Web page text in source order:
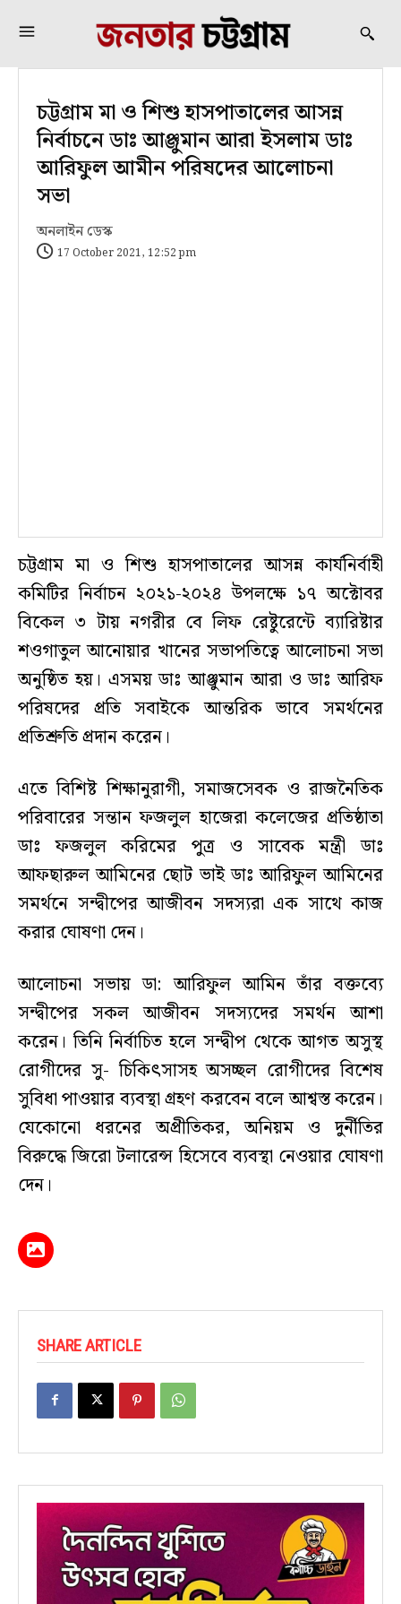
চট্টগ্রাম মা ও শিশু হাসপাতালের আসন্ন
নির্বাচনে ডাঃ আঞ্জুমান আরা ইসলাম ডাঃ
আরিফুল আমীন পরিষদের আলোচনা
সভা
অনলাইন ডেস্ক
17 October 2021, 12:52 pm
চট্টগ্রাম মা ও শিশু হাসপাতালের আসন্ন কার্যনির্বাহী
কমিটির নির্বাচন ২০২১-২০২৪ উপলক্ষে ১৭ অক্টোবর
বিকেল ৩ টায় নগরীর বে লিফ রেষ্টুরেন্টে ব্যারিষ্টার
শওগাতুল আনোয়ার খানের সভাপতিত্বে আলোচনা সভা
অনুষ্ঠিত হয়। এসময় ডাঃ আঞ্জুমান আরা ও ডাঃ আরিফ
পরিষদের প্রতি সবাইকে আন্তরিক ভাবে সমর্থনের
প্রতিশ্রুতি প্রদান করেন।
এতে বিশিষ্ট শিক্ষানুরাগী, সমাজসেবক ও রাজনৈতিক
পরিবারের সন্তান ফজলুল হাজেরা কলেজের প্রতিষ্ঠাতা
ডাঃ ফজলুল করিমের পুত্র ও সাবেক মন্ত্রী ডাঃ
আফছারুল আমিনের ছোট ভাই ডাঃ আরিফুল আমিনের
সমর্থনে সন্দ্বীপের আজীবন সদস্যরা এক সাথে কাজ
করার ঘোষণা দেন।
আলোচনা সভায় ডা: আরিফুল আমিন তাঁর বক্তব্যে
সন্দ্বীপের সকল আজীবন সদস্যদের সমর্থন আশা
করেন। তিনি নির্বাচিত হলে সন্দ্বীপ থেকে আগত অসুস্থ
রোগীদের সু- চিকিৎসাসহ অসচ্ছল রোগীদের বিশেষ
সুবিধা পাওয়ার ব্যবস্থা গ্রহণ করবেন বলে আশ্বস্ত করেন।
যেকোনো ধরনের অপ্রীতিকর, অনিয়ম ও দুর্নীতির
বিরুদ্ধে জিরো টলারেন্স হিসেবে ব্যবস্থা নেওয়ার ঘোষণা
দেন।
SHARE ARTICLE